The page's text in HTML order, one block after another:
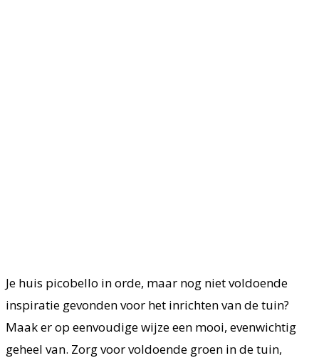
Je huis picobello in orde, maar nog niet voldoende
inspiratie gevonden voor het inrichten van de tuin?
Maak er op eenvoudige wijze een mooi, evenwichtig
geheel van. Zorg voor voldoende groen in de tuin,